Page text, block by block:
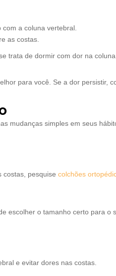
a coluna vertebral.
as costas.
trata de dormir com dor na coluna.
para você. Se a dor persistir,
mudanças simples em seus
costas, pesquise colchões
escolher o tamanho certo para
e evitar dores nas costas.